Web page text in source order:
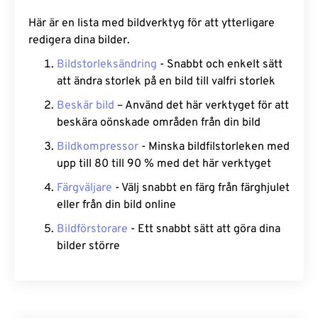
Här är en lista med bildverktyg för att ytterligare
redigera dina bilder.
Bildstorleksändring - Snabbt och enkelt sätt
att ändra storlek på en bild till valfri storlek
Beskär bild – Använd det här verktyget för att
beskära oönskade områden från din bild
Bildkompressor - Minska bildfilstorleken med
upp till 80 till 90 % med det här verktyget
Färgväljare - Välj snabbt en färg från färghjulet
eller från din bild online
Bildförstorare - Ett snabbt sätt att göra dina
bilder större